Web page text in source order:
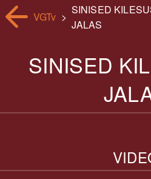
VGTv >
SINISED
JALAS
SINISED